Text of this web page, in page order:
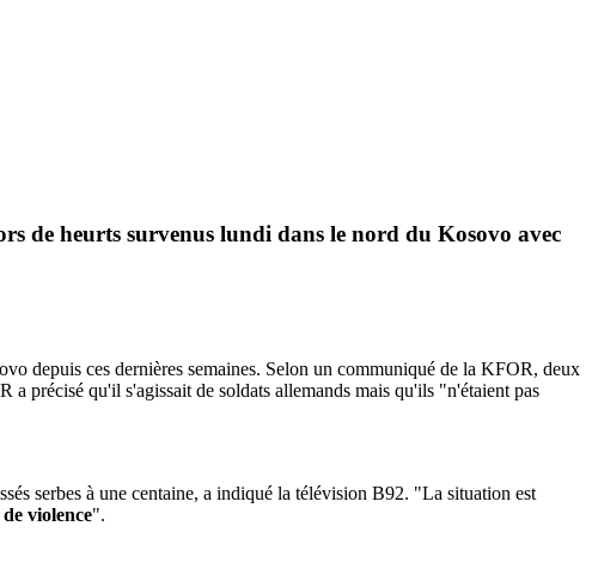
de heurts survenus lundi dans le nord du Kosovo avec
depuis ces dernières semaines. Selon un communiqué de la KFOR, deux
a précisé qu'il s'agissait de soldats allemands mais qu'ils "n'étaient pas
serbes à une centaine, a indiqué la télévision B92. "La situation est
violence".